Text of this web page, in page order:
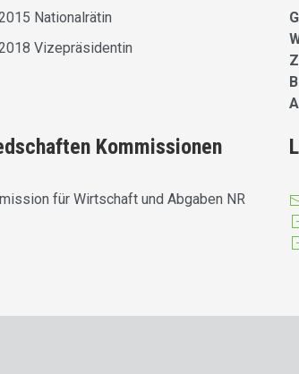
Nationalrätin
Vizepräsidentin
Kommissionen
für Wirtschaft und Abgaben NR